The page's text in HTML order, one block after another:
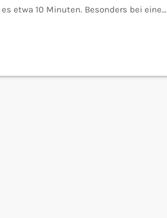
etwa 10 Minuten. Besonders bei einem
sein. saar In Zukunft soll